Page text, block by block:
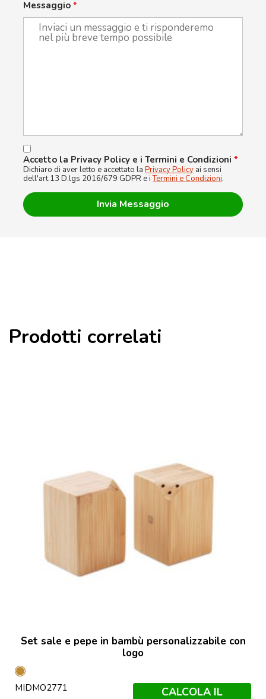
Messaggio *
Accetto la Privacy Policy e i Termini e Condizioni *
Dichiaro di aver letto e accettato la Privacy Policy ai sensi
dell'art.13 D.lgs 2016/679 GDPR e iTermini e Condizioni.
Prodotti correlati
Set sale e pepe in bambù personalizzabile con
logo
Legno
MIDMO2771
CALCOLA IL